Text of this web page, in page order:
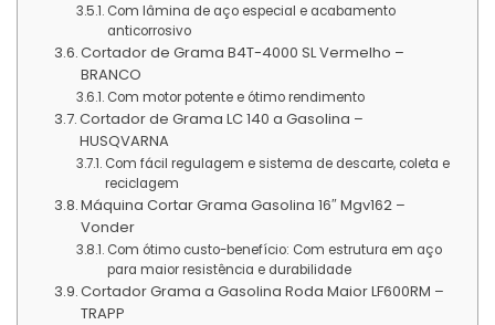
Com lâmina de aço especial e acabamento
anticorrosivo
Cortador de Grama B4T-4000 SL Vermelho –
BRANCO
Com motor potente e ótimo rendimento
Cortador de Grama LC 140 a Gasolina –
HUSQVARNA
Com fácil regulagem e sistema de descarte, coleta e
reciclagem
Máquina Cortar Grama Gasolina 16″ Mgv162 –
Vonder
Com ótimo custo-benefício: Com estrutura em aço
para maior resistência e durabilidade
Cortador Grama a Gasolina Roda Maior LF600RM –
TRAPP